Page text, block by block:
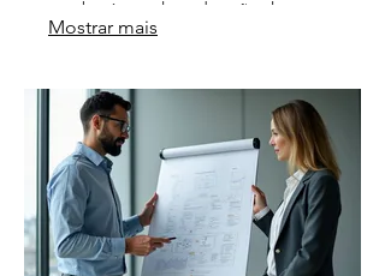
receberá um plano de ação claro e
personalizado para o seu sucesso.
Mostrar mais